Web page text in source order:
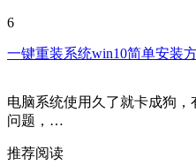
6
一键重装系统win10简单安装
电脑系统使用久了就卡成狗
问题，…
推荐阅读